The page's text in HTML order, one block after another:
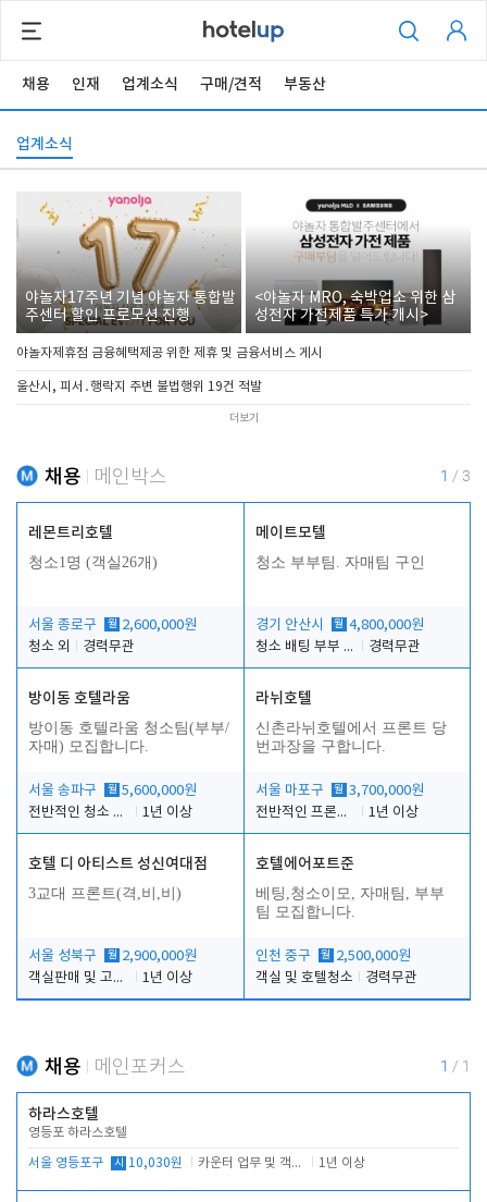
채용 인재 업계소식 구매/견적 부동산
업계소식
야놀자17주년 기념 야놀자 통합발
주센터 할인 프로모션 진행
<야놀자 MRO, 숙박업소 위한 삼
성전자 가전제품 특가 개시>
야놀자제휴점 금융혜택제공 위한 제휴 및 금융서비스 게시
울산시, 피서․행락지 주변 불법행위 19건 적발
더보기
채용 메인박스 1 / 3
레몬트리호텔
청소1명 (객실26개)
서울 종로구 월 2,600,000원
청소 외
경력무관
메이트모텔
청소 부부팀. 자매팀 구인
경기 안산시 월 4,800,000원
청소 배팅 부부 구합니다
경력무관
방이동 호텔라움
방이동 호텔라움 청소팀(부부/
자매) 모집합니다.
서울 송파구 월 5,600,000원
전반적인 청소 업무(객실청소.객실정리)
1년 이상
라뉘호텔
신촌라뉘호텔에서 프론트 당
번과장을 구합니다.
서울 마포구 월 3,700,000원
전반적인 프론트 당번업무
1년 이상
호텔 디 아티스트 성신여대점
3교대 프론트(격,비,비)
서울 성북구 월 2,900,000원
객실판매 및 고객응대
1년 이상
호텔에어포트준
베팅,청소이모, 자매팀, 부부
팀 모집합니다.
인천 중구 월 2,500,000원
객실 및 호텔청소
경력무관
채용 메인포커스 1 / 1
하라스호텔
영등포 하라스호텔
서울 영등포구 시 10,030원 카운터 업무 및 객실관리(청소상태 확인, 객실판매) 1년 이상